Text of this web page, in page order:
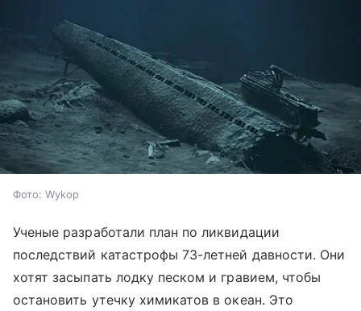
Фото: Wykop
Ученые разработали план по ликвидации
последствий катастрофы 73-летней давности. Они
хотят засыпать лодку песком и гравием, чтобы
остановить утечку химикатов в океан. Это